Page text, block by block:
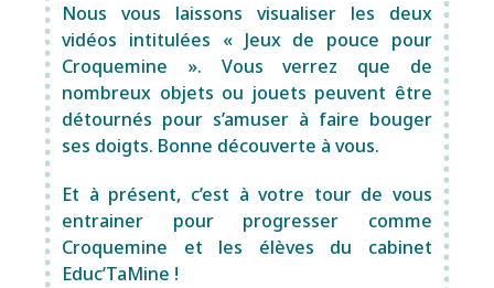
Nous vous laissons visualiser les deux
vidéos intitulées « Jeux de pouce pour
Croquemine ». Vous verrez que de
nombreux objets ou jouets peuvent être
détournés pour s’amuser à faire bouger
ses doigts. Bonne découverte à vous.
Et à présent, c’est à votre tour de vous
entrainer pour progresser comme
Croquemine et les élèves du cabinet
Educ’TaMine !